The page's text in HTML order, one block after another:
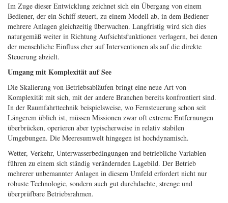
Im Zuge dieser Entwicklung zeichnet sich ein Übergang von einem
Bediener, der ein Schiff steuert, zu einem Modell ab, in dem Bediener
mehrere Anlagen gleichzeitig überwachen. Langfristig wird sich dies
naturgemäß weiter in Richtung Aufsichtsfunktionen verlagern, bei denen
der menschliche Einfluss eher auf Interventionen als auf die direkte
Steuerung abzielt.
Umgang mit Komplexität auf See
Die Skalierung von Betriebsabläufen bringt eine neue Art von
Komplexität mit sich, mit der andere Branchen bereits konfrontiert sind.
In der Raumfahrttechnik beispielsweise, wo Fernsteuerung schon seit
Längerem üblich ist, müssen Missionen zwar oft extreme Entfernungen
überbrücken, operieren aber typischerweise in relativ stabilen
Umgebungen. Die Meeresumwelt hingegen ist hochdynamisch.
Wetter, Verkehr, Unterwasserbedingungen und betriebliche Variablen
führen zu einem sich ständig verändernden Lagebild. Der Betrieb
mehrerer unbemannter Anlagen in diesem Umfeld erfordert nicht nur
robuste Technologie, sondern auch gut durchdachte, strenge und
überprüfbare Betriebsrahmen.